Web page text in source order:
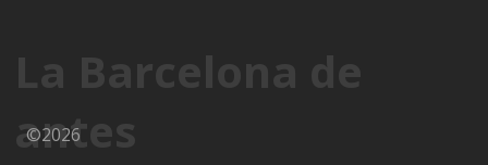
La Barcelona de
antes
©2026